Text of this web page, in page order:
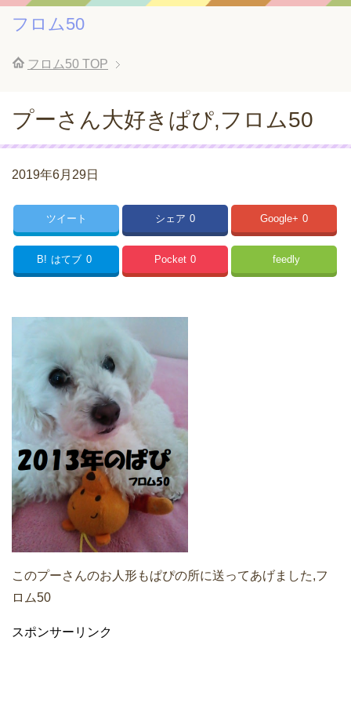
フロム50
フロム50 TOP
プーさん大好きぱぴ,フロム50
2019年6月29日
ツイート シェア 0 Google+ 0
B! はてブ 0 Pocket 0 feedly
このプーさんのお人形もぱぴの所に送ってあげました,フ
ロム50
スポンサーリンク